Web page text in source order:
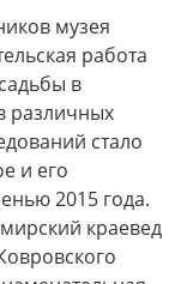
музея
работа
в
различных
стало
и его
2015 года.
краевед